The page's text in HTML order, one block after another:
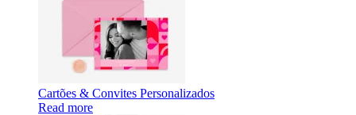
Cartões & Convites Personalizados
Read more